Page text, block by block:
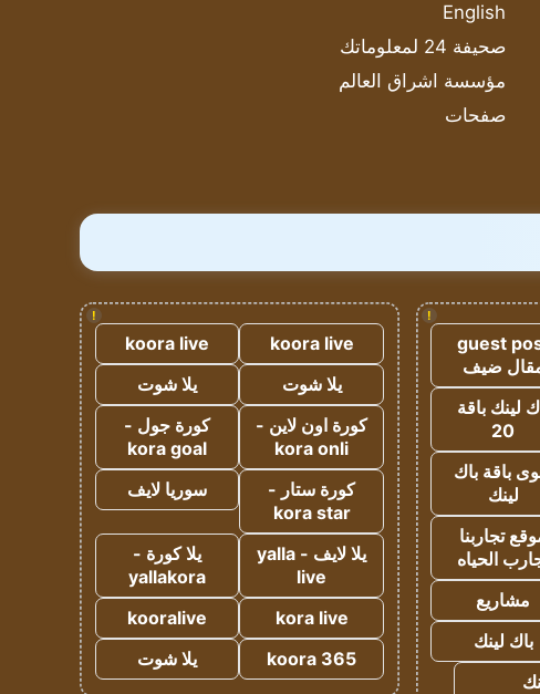
English
صحيفة 24 لمعلوماتك
مؤسسة اشراق العالم
صفحات
!
guest
ضيف
لينك باقة
20
باقة باك
لينك
تجاربنا
الحياه
مشاريع
باك لينك
!
koora live
koora live
يلا شوت
يلا شوت
كورة اون لاين -
kora onli
كورة جول -
kora goal
كورة ستار -
kora star
سوريا لايف
يلا لايف - yalla
live
يلا كورة -
yallakora
kora live
kooralive
koora 365
يلا شوت